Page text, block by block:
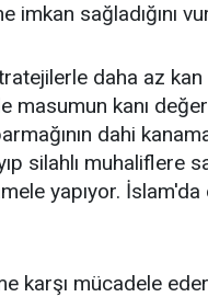
imkan sağladığını
daha az
masumun kanı
dahi
silahlı muhaliflere
yapıyor.
karşı mücadele